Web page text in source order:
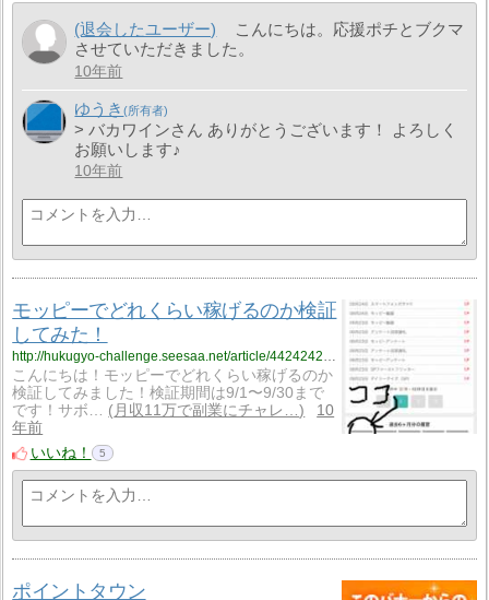
(退会したユーザー)
こんにちは。応援ポチとブクマ
させていただきました。
10年前
ゆうき
> バカワインさん ありがとうございます！ よろしく
お願いします♪
10年前
モッピーでどれくらい稼げるのか検証
してみた！
こんにちは！モッピーでどれくらい稼げるのか
検証してみました！検証期間は9/1〜9/30まで
です！サボ…
月収11万で副業にチャレ…
10
年前
いいね！
5
ポイントタウン